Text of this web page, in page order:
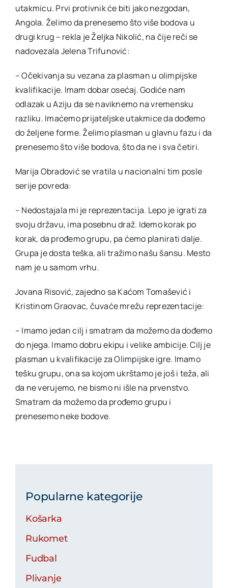
utakmicu. Prvi protivnik će biti jako nezgodan,
Angola. Želimo da prenesemo što više bodova u
drugi krug – rekla je Željka Nikolić, na čije reči se
nadovezala Jelena Trifunović:
– Očekivanja su vezana za plasman u olimpijske
kvalifikacije. Imam dobar osećaj. Godiće nam
odlazak u Aziju da se naviknemo na vremensku
razliku. Imaćemo prijateljske utakmice da dođemo
do željene forme. Želimo plasman u glavnu fazu i da
prenesemo što više bodova, što da ne i sva četiri.
Marija Obradović se vratila u nacionalni tim posle
serije povreda:
– Nedostajala mi je reprezentacija. Lepo je igrati za
svoju državu, ima posebnu draž. Idemo korak po
korak, da prođemo grupu, pa ćemo planirati dalje.
Grupa je dosta teška, ali tražimo našu šansu. Mesto
nam je u samom vrhu.
Jovana Risović, zajedno sa Kaćom Tomašević i
Kristinom Graovac, čuvaće mrežu reprezentacije:
– Imamo jedan cilj i smatram da možemo da dođemo
do njega. Imamo dobru ekipu i velike ambicije. Cilj je
plasman u kvalifikacije za Olimpijske igre. Imamo
tešku grupu, ona sa kojom ukrštamo je još i teža, ali
da ne verujemo, ne bismo ni išle na prvenstvo.
Smatram da možemo da prođemo grupu i
prenesemo neke bodove.
Popularne kategorije
Košarka
Rukomet
Fudbal
Plivanje